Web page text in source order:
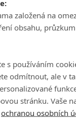
dalších
a
a
Ve vile
upřímně
hledáním
zadarmo
založená na
obsahu,
s používáním
odmítnout, ale v
stránku. Vaše
ochranou osobních